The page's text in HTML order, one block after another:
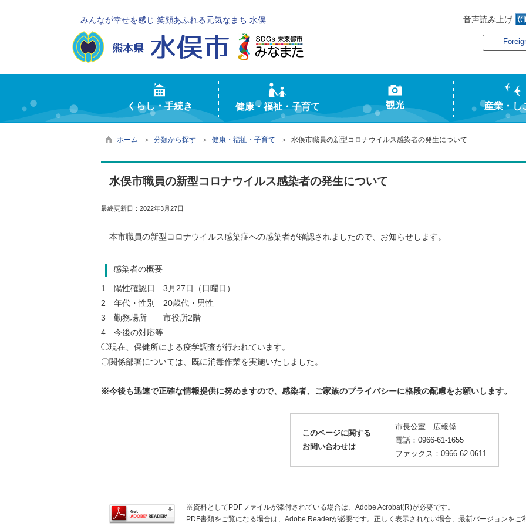
みんなが幸せを感じ 笑顔あふれる元気なまち 水俣 音声読み上げ
くらし・手続き 健康・福祉・子育て 観光 産業・し
ホーム ＞ 分類から探す ＞ 健康・福祉・子育て ＞ 水俣市職員の新型コロナウイルス感染者の発生について
水俣市職員の新型コロナウイルス感染者の発生について
最終更新日： 2022年3月27日
本市職員の新型コロナウイルス感染症への感染者が確認されましたので、お知らせします。
感染者の概要
1 陽性確認日 3月27日（日曜日）
2 年代・性別 20歳代・男性
3 勤務場所 市役所2階
4 今後の対応等
◯現在、保健所による疫学調査が行われています。
〇関係部署については、既に消毒作業を実施いたしました。
※今後も迅速で正確な情報提供に努めますので、感染者、ご家族のプライバシーに格段の配慮をお願いします。
このページに関する
お問い合わせは
市長公室 広報係
電話：0966-61-1655
ファックス：0966-62-0611
※資料としてPDFファイルが添付されている場合は、Adobe Acrobat(R)が必要です。
PDF書類をご覧になる場合は、Adobe Readerが必要です。正しく表示されない場合、最新バージョンをご